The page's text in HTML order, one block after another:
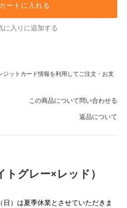
カートに入れる
に入りに追加する
ットカード情報を利用してご注文・お支
この商品について問い合わせる
返品について
グレー×レッド）
）は夏季休業とさせていただきま